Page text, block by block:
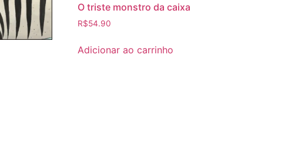
O triste monstro da caixa
R$54.90
Adicionar ao carrinho